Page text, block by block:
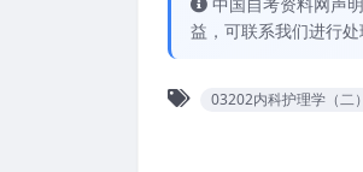
益，可联系我们进行处
03202内科护理学（二）